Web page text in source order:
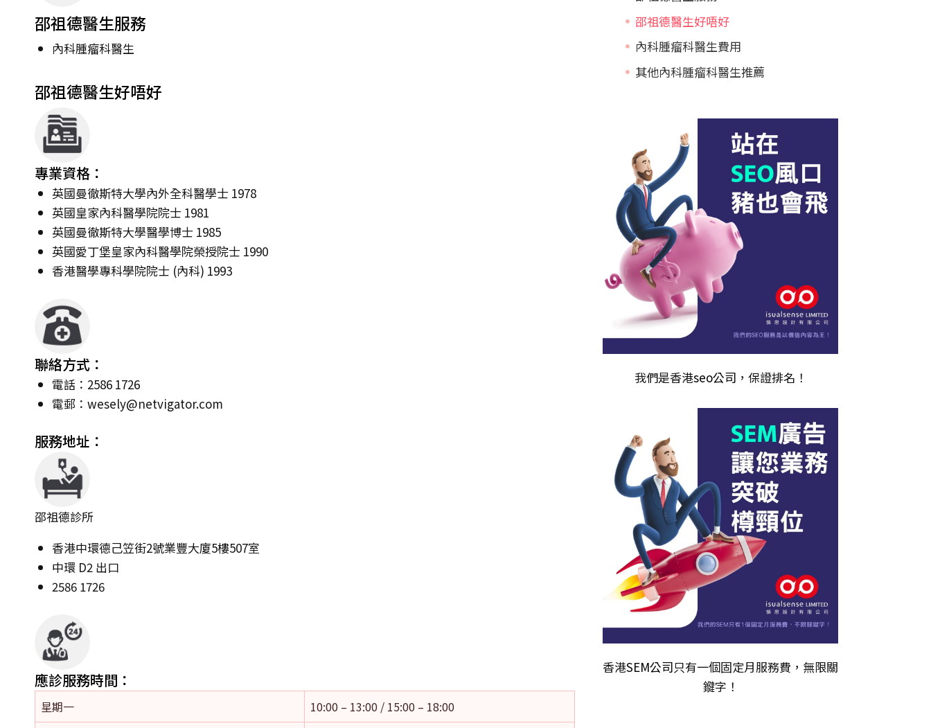
邵祖德醫生服務
內科腫瘤科醫生
邵祖德醫生好唔好
專業資格：
英國曼徹斯特大學內外全科醫學士 1978
英國皇家內科醫學院院士 1981
英國曼徹斯特大學醫學博士 1985
英國愛丁堡皇家內科醫學院榮授院士 1990
香港醫學專科學院院士 (內科) 1993
聯絡方式：
電話：2586 1726
電郵： wesely@netvigator.com
服務地址：
邵祖德診所
香港中環德己笠街2號業豐大廈5樓507室
中環 D2 出口
2586 1726
應診服務時間：
星期一
10:00 – 13:00 / 15:00 – 18:00
邵祖德醫生好唔好
內科腫瘤科醫生費用
其他內科腫瘤科醫生推薦
我們是香港seo公司 ，保證排名！
香港SEM公司只有一個固定月服務費，無限關
𨫡字！